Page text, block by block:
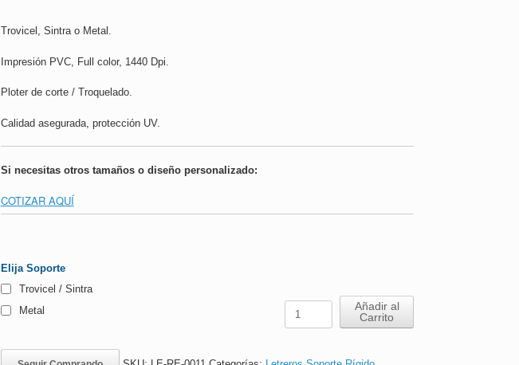
Trovicel, Sintra o Metal.
Impresión PVC, Full color, 1440 Dpi.
Ploter de corte / Troquelado.
Calidad asegurada, protección UV.
Si necesitas otros tamaños o diseño personalizado:
COTIZAR AQUÍ
Elija Soporte
Trovicel / Sintra
Metal
Letrero
Reciclaje
Añadir al
Carrito